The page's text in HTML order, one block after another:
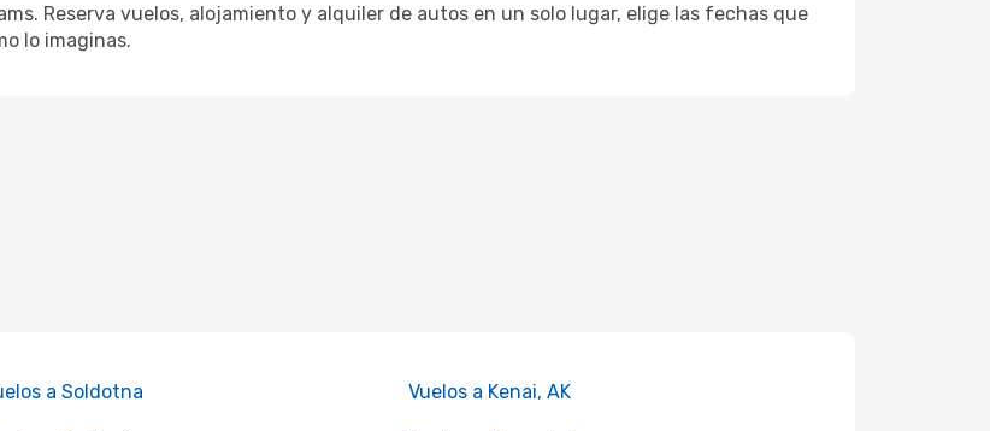
Reserva vuelos, alojamiento y alquiler de autos en un solo lugar, elige las fechas que
lo imaginas.
a Soldotna Vuelos a Kenai, AK